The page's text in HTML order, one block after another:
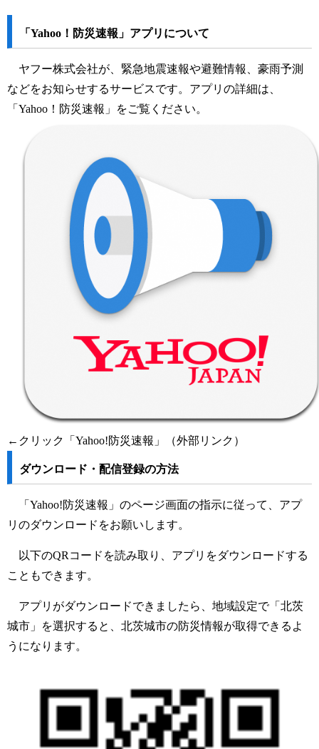
「Yahoo！防災速報」アプリについて
ヤフー株式会社が、緊急地震速報や避難情報、豪雨予測
などをお知らせするサービスです。 アプリの詳細は、
「Yahoo！防災速報」をご覧ください。
←クリック「Yahoo!防災速報」（外部リンク）
ダウンロード・配信登録の方法
「Yahoo!防災速報」のページ画面の指示に従って、アプ
リのダウンロードをお願いします。
以下のQRコードを読み取り、アプリをダウンロードする
こともできます。
アプリがダウンロードできましたら、地域設定で「北茨
城市」を選択すると、北茨城市の防災情報が取得できるよ
うになります。